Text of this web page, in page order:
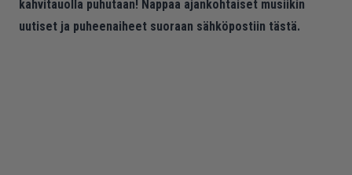
kahvitauolla puhutaan! Nappaa ajankohtaiset musiikin
uutiset ja puheenaiheet suoraan sähköpostiin tästä.